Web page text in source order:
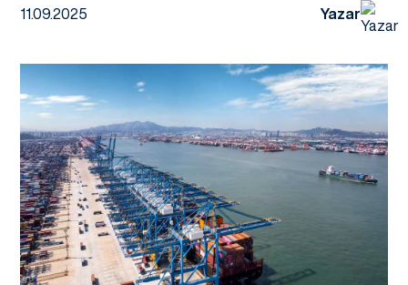
11.09.2025 Yazar